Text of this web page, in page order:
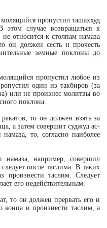
пропустил ташаххуд
случае возвращаться к
относится к столпам намаза
он должен сесть и прочесть
земные поклоны до
пропустил любое из
один из такбиров (за
или не произнес молитвы во
поклона.
то он должен взять за
а затем совершит суджуд ас-
то, согласно наиболее
намаза, например, совершил
после таслима. В таких
произнести таслим. Следует
его недействительным.
то он должен прервать его и
конца и произнести таслим, а